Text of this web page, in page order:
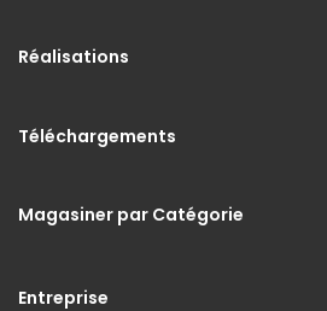
Réalisations
Téléchargements
Magasiner par Catégorie
Entreprise